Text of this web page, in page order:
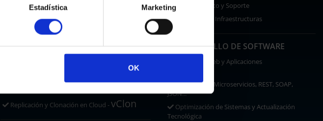
Estadística Marketing
OK
Cloud Backup PCs
Cloud Backup Correo
Cloud Backup Microsoft 365 y OneDrive
Cloud Backup Google Workspace
REPLICACIÓN Y RECUPERACIÓN
Replicación y Clonación en Cloud -vClon
Asesoramiento y Soporte
Seguridad de Infraestructuras
DESARROLLO DE SOFTWARE
Desarrollo Web y Aplicaciones
SaaS, Spring, Microservicios, REST, SOAP,
JSON...
Optimización de Sistemas y Actualización
Tecnológica